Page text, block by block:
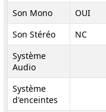
Son Mono
OUI
Son Stéréo
NC
Système
Audio
Système
d'enceintes